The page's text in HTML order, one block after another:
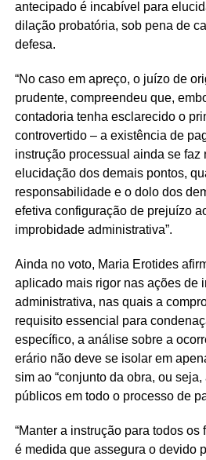
antecipado é incabível para
dilação probatória, sob pena de
defesa.
“No caso em apreço, o juízo de
prudente, compreendeu que,
contadoria tenha esclarecido o
controvertido – a existência de
instrução processual ainda se faz
elucidação dos demais pontos,
responsabilidade e o dolo dos
efetiva configuração de prejuízo
improbidade administrativa”.
Ainda no voto, Maria Erotides
aplicado mais rigor nas ações de
administrativa, nas quais a
requisito essencial para
específico, a análise sobre a
erário não deve se isolar em
sim ao “conjunto da obra, ou
públicos em todo o processo de
“Manter a instrução para todos os
é medida que assegura o devido